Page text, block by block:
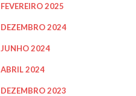
FEVEREIRO 2025
DEZEMBRO 2024
JUNHO 2024
ABRIL 2024
DEZEMBRO 2023